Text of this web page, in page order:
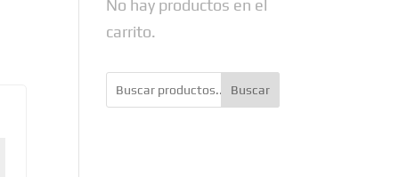
No hay productos en el
carrito.
Buscar